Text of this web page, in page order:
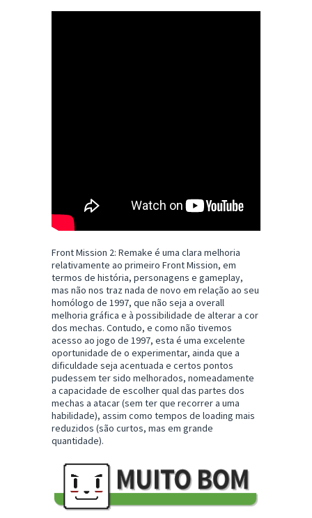
Front Mission 2: Remake é uma clara melhoria
relativamente ao primeiro Front Mission, em
termos de história, personagens e gameplay,
mas não nos traz nada de novo em relação ao seu
homólogo de 1997, que não seja a overall
melhoria gráfica e à possibilidade de alterar a cor
dos mechas. Contudo, e como não tivemos
acesso ao jogo de 1997, esta é uma excelente
oportunidade de o experimentar, ainda que a
dificuldade seja acentuada e certos pontos
pudessem ter sido melhorados, nomeadamente
a capacidade de escolher qual das partes dos
mechas a atacar (sem ter que recorrer a uma
habilidade), assim como tempos de loading mais
reduzidos (são curtos, mas em grande
quantidade).